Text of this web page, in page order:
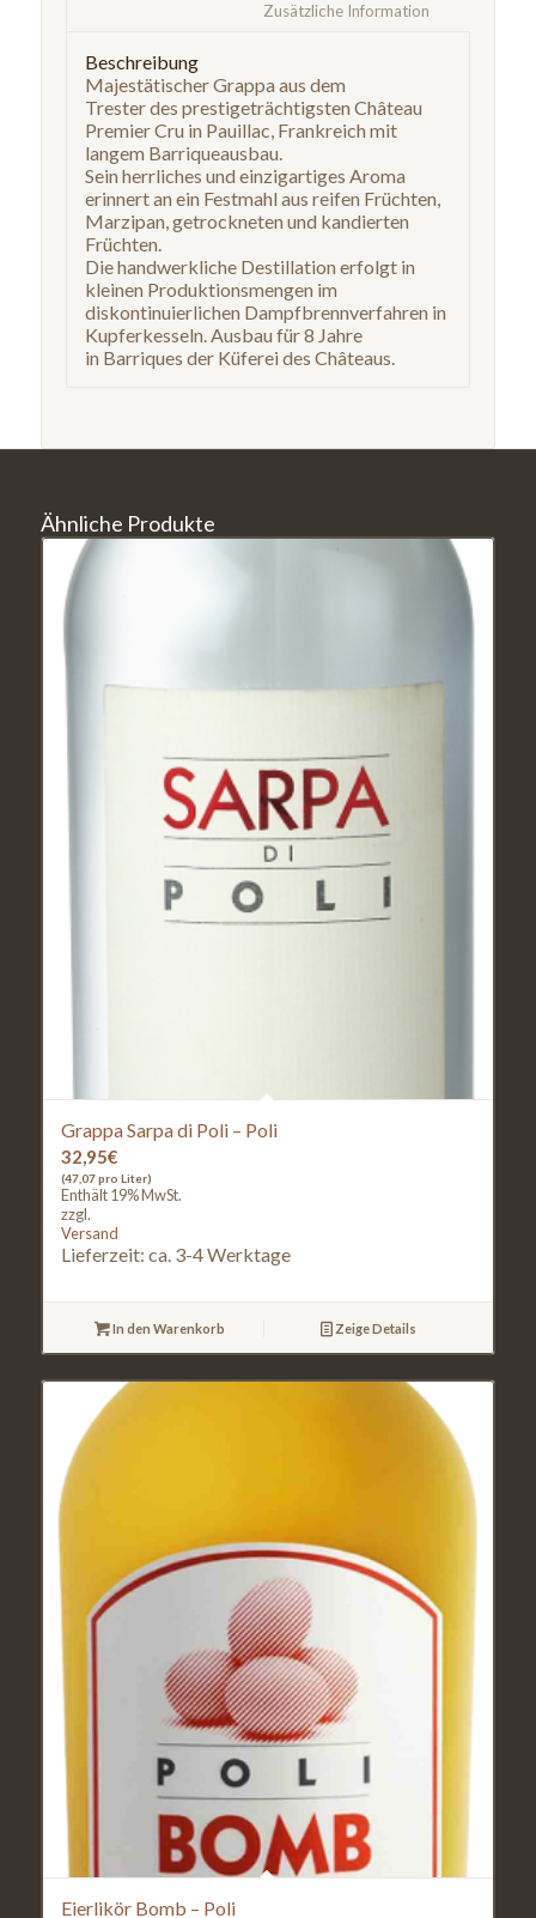
Beschreibung
Majestätischer Grappa aus dem
Trester des prestigeträchtigsten Château
Premier Cru in Pauillac, Frankreich mit
langem Barriqueausbau.
Sein herrliches und einzigartiges Aroma
erinnert an ein Festmahl aus reifen Früchten,
Marzipan, getrockneten und kandierten
Früchten.
Die handwerkliche Destillation erfolgt in
kleinen Produktionsmengen im
diskontinuierlichen Dampfbrennverfahren in
Kupferkesseln. Ausbau für 8 Jahre
in Barriques der Küferei des Châteaus.
Ähnliche Produkte
Grappa Sarpa di Poli – Poli
32,95€
(47,07 pro Liter)
Enthält 19% MwSt.
zzgl.
Versand
Lieferzeit: ca. 3-4 Werktage
In den Warenkorb Zeige Details
Eierlikör Bomb – Poli